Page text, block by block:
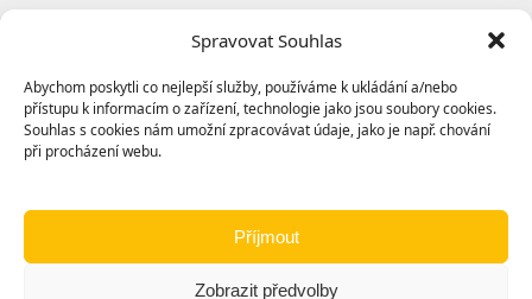
Spravovat Souhlas
Abychom poskytli co nejlepší služby, používáme k ukládání a/nebo
přístupu k informacím o zařízení, technologie jako jsou soubory cookies.
Souhlas s cookies nám umožní zpracovávat údaje, jako je např. chování
při procházení webu.
Příjmout
Zobrazit předvolby
Certifikace ČSN EN ISO 50001:2019